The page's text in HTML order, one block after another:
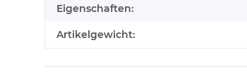
Eigenschaften:
Artikelgewicht: